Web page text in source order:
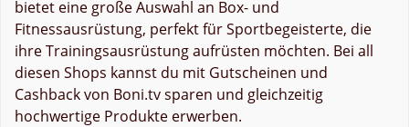
bietet eine große Auswahl an Box- und
Fitnessausrüstung, perfekt für Sportbegeisterte, die
ihre Trainingsausrüstung aufrüsten möchten. Bei all
diesen Shops kannst du mit Gutscheinen und
Cashback von Boni.tv sparen und gleichzeitig
hochwertige Produkte erwerben.